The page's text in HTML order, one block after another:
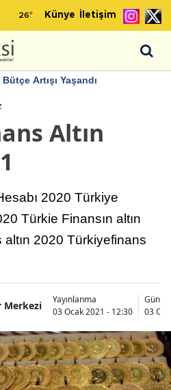
26° Künye İletişim
Artışı Yaşandı
Altın
2020 Türkiye
Türkie Finansın altın
altın 2020 Türkiyefinans
Merkezi
Yayınlanma
03 Ocak 2021 - 12:30
03